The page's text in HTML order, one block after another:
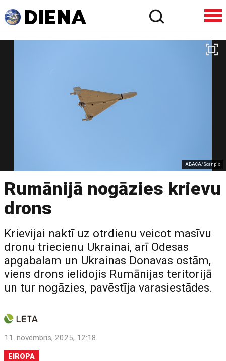
ABACA/Scanpix
Rumānijā nogāzies krievu
drons
Krievijai naktī uz otrdienu veicot masīvu
dronu triecienu Ukrainai, arī Odesas
apgabalam un Ukrainas Donavas ostām,
viens drons ielidojis Rumānijas teritorijā
un tur nogāzies, pavēstīja varasiestādes.
11. novembris, 2025, 12:18
EIROPA